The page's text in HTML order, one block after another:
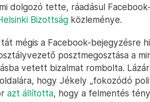
dolgozó tette, ráadásul
Bizottság közleménye.
mégis a Facebook-bejegyzésre
posztmegosztása a
vetett bizalmat rombolta.
hogy Jékely „fokozódó
azt állította, hogy a felmentés